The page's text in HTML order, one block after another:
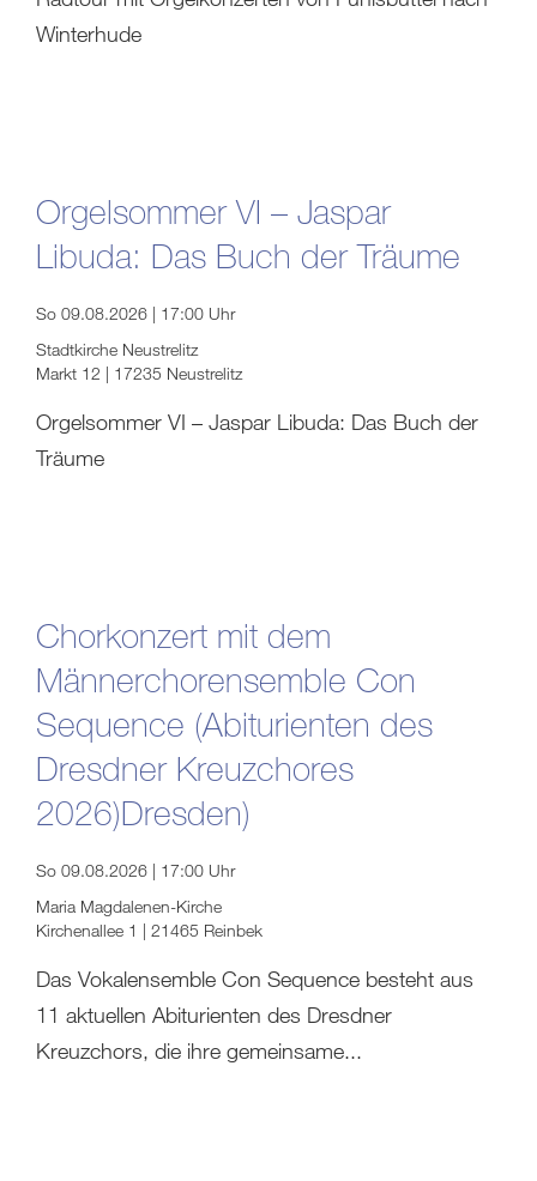
Winterhude
Orgelsommer VI – Jaspar
Libuda: Das Buch der Träume
So 09.08.2026 | 17:00 Uhr
Stadtkirche Neustrelitz
Markt 12 | 17235 Neustrelitz
Orgelsommer VI – Jaspar Libuda: Das Buch der
Träume
Chorkonzert mit dem
Männerchorensemble Con
Sequence (Abiturienten des
Dresdner Kreuzchores
2026)Dresden)
So 09.08.2026 | 17:00 Uhr
Maria Magdalenen-Kirche
Kirchenallee 1 | 21465 Reinbek
Das Vokalensemble Con Sequence besteht aus
11 aktuellen Abiturienten des Dresdner
Kreuzchors, die ihre gemeinsame...